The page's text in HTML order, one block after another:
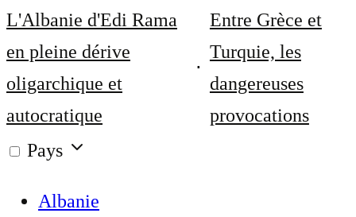
L'Albanie d'Edi Rama
en pleine dérive
oligarchique et
autocratique
Entre Grèce et
Turquie, les
dangereuses
provocations
Pays
Albanie